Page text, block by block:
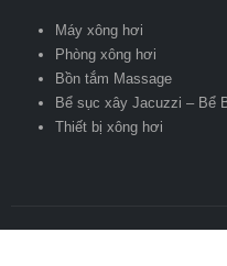
Máy xông hơi
Phòng xông hơi
Bồn tắm Massage
Bể sục xây Jacuzzi – Bể
Thiết bị xông hơi